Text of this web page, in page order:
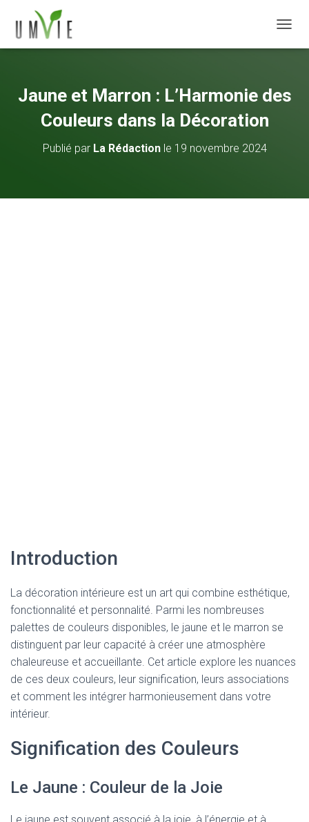
Jaune et Marron : L’Harmonie des
Couleurs dans la Décoration
Publié par La Rédactionle 19 novembre 2024
Introduction
La décoration intérieure est un art qui combine esthétique,
fonctionnalité et personnalité. Parmi les nombreuses
palettes de couleurs disponibles, le jaune et le marron se
distinguent par leur capacité à créer une atmosphère
chaleureuse et accueillante. Cet article explore les nuances
de ces deux couleurs, leur signification, leurs associations
et comment les intégrer harmonieusement dans votre
intérieur.
Signification des Couleurs
Le Jaune : Couleur de la Joie